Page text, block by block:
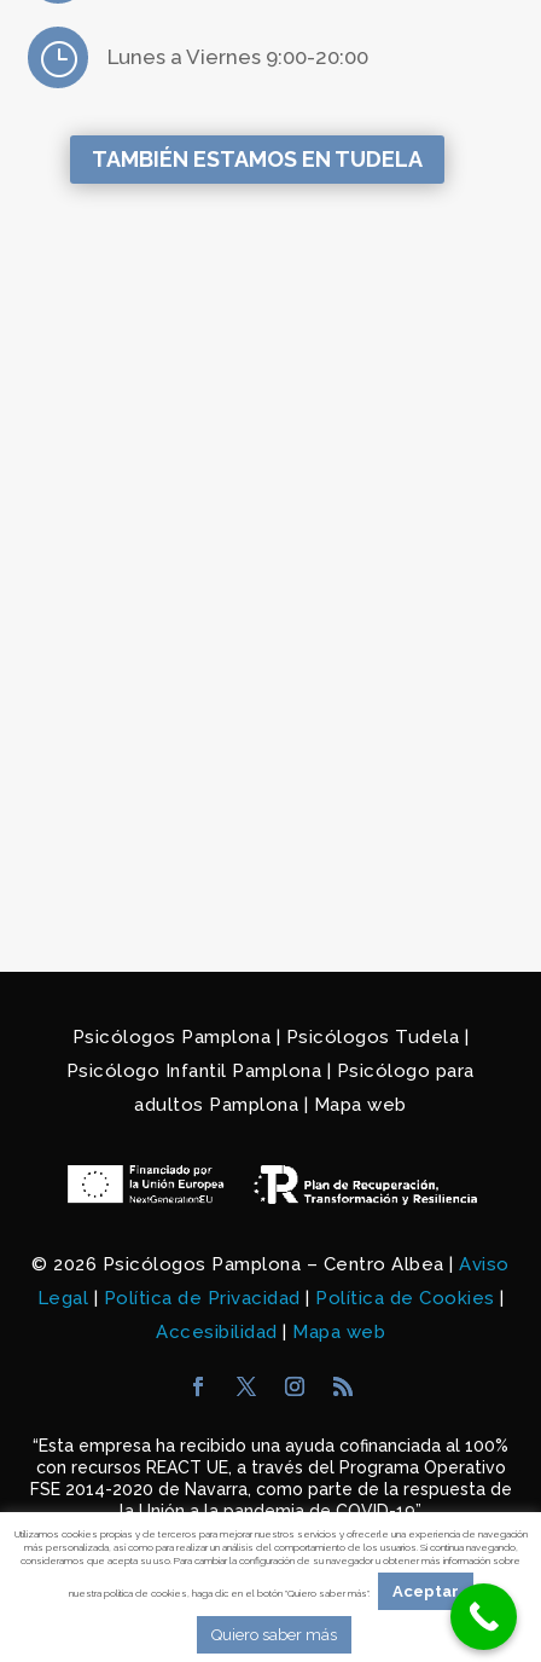
} Lunes a Viernes 9:00-20:00
TAMBIÉN ESTAMOS EN TUDELA
Psicólogos Pamplona Psicólogos Tudela
Psicólogo Infantil Pamplona
Psicólogo para
adultos Pamplona
Mapa web
© 2026 Psicólogos Pamplona – Centro Albea |Aviso
Legal | Política de Privacidad | Política de Cookies |
Accesibilidad | Mapa web
“Esta empresa ha recibido una ayuda cofinanciada al 100%
con recursos REACT UE, a través del Programa Operativo
FSE 2014-2020 de Navarra, como parte de la respuesta de
la Unión a la pandemia de COVID-19”
Utilizamos cookies propias y de terceros para mejorar nuestros servicios y ofrecerle una experiencia de navegación
más personalizada, así como para realizar un análisis del comportamiento de los usuarios. Si continua navegando,
consideramos que acepta su uso. Para cambiar la configuración de su navegador u obtener más información sobre
nuestra política de cookies, haga clic en el botón "Quiero saber más". Aceptar
Quiero saber más